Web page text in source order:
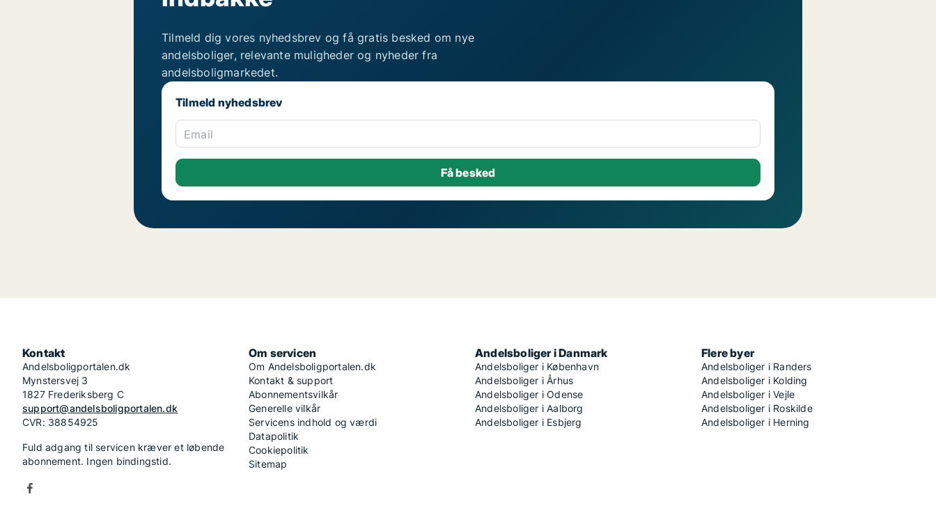
Tilmeld dig vores nyhedsbrev og få gratis besked om nye
andelsboliger, relevante muligheder og nyheder fra
andelsboligmarkedet.
Tilmeld nyhedsbrev
Email
Kontakt
Andelsboligportalen.dk
Mynstersvej 3
1827 Frederiksberg C
support@andelsboligportalen.dk
CVR: 38854925
Fuld adgang til servicen kræver et løbende
abonnement. Ingen bindingstid.
Om servicen
Om Andelsboligportalen.dk
Kontakt & support
Abonnementsvilkår
Generelle vilkår
Servicens indhold og værdi
Datapolitik
Cookiepolitik
Sitemap
Andelsboliger i Danmark
Andelsboliger i København
Andelsboliger i Århus
Andelsboliger i Odense
Andelsboliger i Aalborg
Andelsboliger i Esbjerg
Flere byer
Andelsboliger i Randers
Andelsboliger i Kolding
Andelsboliger i Vejle
Andelsboliger i Roskilde
Andelsboliger i Herning